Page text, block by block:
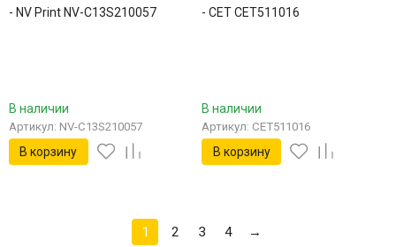
- NV Print NV-C13S210057
В наличии
Артикул: NV-C13S210057
В корзину
- CET CET511016
В наличии
Артикул: CET511016
В корзину
1 2 3 4 →